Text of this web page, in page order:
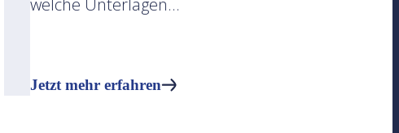
Jetzt mehr erfahren